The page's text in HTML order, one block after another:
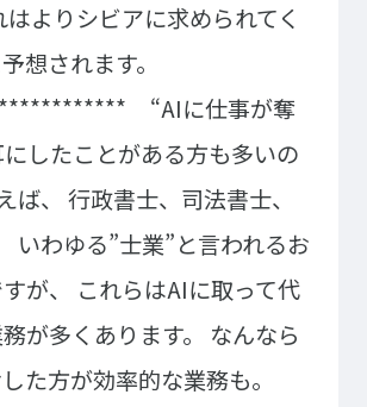
科
ス科
公務員科
大学併修学科/教育専攻科/
研究科
ラベル・ホテル専門学校
エアラインサービス科
大学併修学科/研究科
援
よりシビアに求められてく
想されます。
“AIに仕事が奪
したことがある方も多いの
ば、 行政書士、司法書士、
いわゆる”士業”と言われるお
が、
これらはAIに取って代
が多くあります。
なんなら
た方が効率的な業務も。